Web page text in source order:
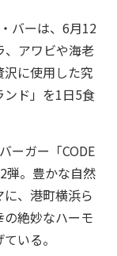
バーは、6月12
、アワビや海老
に使用した究
ド」を1日5食
ーガー「CODE
弾。豊かな自然
、港町横浜ら
絶妙なハーモ
いる。